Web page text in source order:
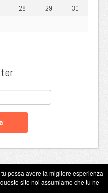
28 29
30
Guarini 2026
possa avere la migliore esperienza
sito noi assumiamo che tu ne